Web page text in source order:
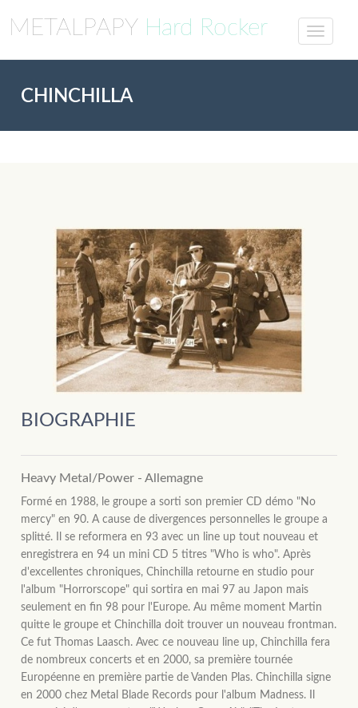
METALPAPY Hard Rocker
CHINCHILLA
BIOGRAPHIE
Heavy Metal/Power - Allemagne
Formé en 1988, le groupe a sorti son premier CD démo "No
mercy" en 90. A cause de divergences personnelles le groupe a
splitté. Il se reformera en 93 avec un line up tout nouveau et
enregistrera en 94 un mini CD 5 titres "Who is who". Après
d'excellentes chroniques, Chinchilla retourne en studio pour
l'album "Horrorscope" qui sortira en mai 97 au Japon mais
seulement en fin 98 pour l'Europe. Au même moment Martin
quitte le groupe et Chinchilla doit trouver un nouveau frontman.
Ce fut Thomas Laasch. Avec ce nouveau line up, Chinchilla fera
de nombreux concerts et en 2000, sa première tournée
Européenne en première partie de Vanden Plas. Chinchilla signe
en 2000 chez Metal Blade Records pour l'album Madness. Il